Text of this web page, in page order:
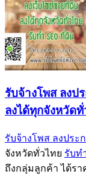
รับจ้างโพส ลงป
ลงได้ทุกจังหวัด
รับจ้างโพส ลงประ
จังหวัดทั่วไทย รับท
ถึงกลุ่มลูกค้า ได้รา